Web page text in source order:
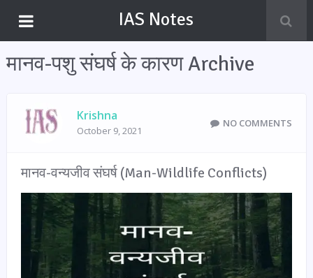
IAS Notes
मानव-पशु संघर्ष के कारण Archive
Krishna
October 9, 2021
NO COMMENTS
मानव-वन्यजीव संघर्ष (Man-Wildlife Conflicts)